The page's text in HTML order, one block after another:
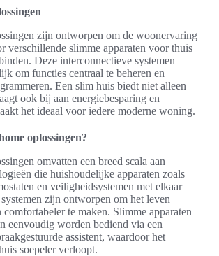
zijn ontworpen om de woonervaring
verschillende slimme apparaten voor thuis
Deze interconnectieve systemen
om functies centraal te beheren en
Een slim huis biedt niet alleen
ook bij aan energiebesparing en
het ideaal voor iedere moderne woning.
oplossingen?
omvatten een breed scala aan
die huishoudelijke apparaten zoals
en veiligheidsystemen met elkaar
zijn ontworpen om het leven
te maken. Slimme apparaten
eenvoudig worden bediend via een
assistent, waardoor het
soepeler verloopt.